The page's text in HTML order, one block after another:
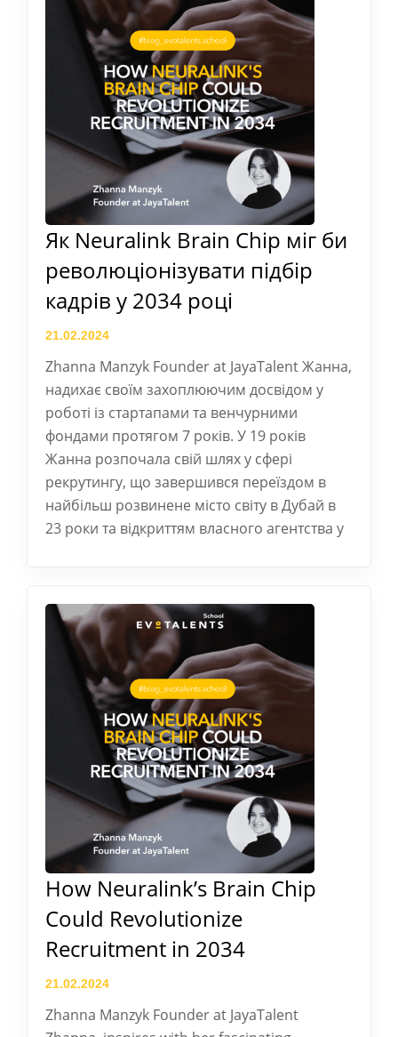
Як Neuralink Brain Chip міг би
революціонізувати підбір
кадрів у 2034 році
21.02.2024
Zhanna Manzyk Founder at JayaTalent Жанна,
надихає своїм захоплюючим досвідом у
роботі із стартапами та венчурними
фондами протягом 7 років. У 19 років
Жанна розпочала свій шлях у сфері
рекрутингу, що завершився переїздом в
найбільш розвинене місто світу в Дубай в
23 роки та відкриттям власного агентства у
How Neuralink’s Brain Chip
Could Revolutionize
Recruitment in 2034
21.02.2024
Zhanna Manzyk Founder at JayaTalent